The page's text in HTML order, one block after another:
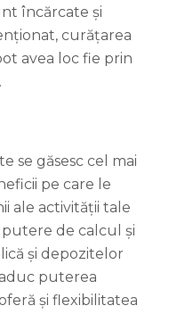
încărcate și
curățarea
avea loc fie prin
se găsesc cel mai
pe care le
ale activității tale
de calcul și
și depozitelor
puterea
și flexibilitatea